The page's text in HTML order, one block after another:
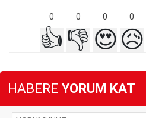
0 0 0 0
👍 👎 😍😥
HABERE YORUM KAT